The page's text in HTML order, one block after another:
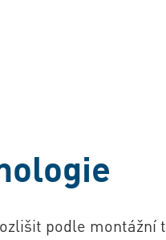
podle montážní